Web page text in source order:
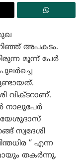
അപകടം.
മൂന്ന് പേര്‍
വിക്ടറാണ്.
നാലുപേര്‍
യേശുദാസ്
സ്വദേശി
” എന്ന
തകര്‍ന്നു.